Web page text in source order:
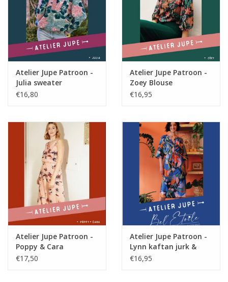
De naadwaarden zijn inbegrepen in de
patroondelen.
Benodigdheden
naaigaren
strijkbare
tussenvoering:
6 knoopjes
ca ⌀ 12mm
Stof:
Stofadvies
Voor dit patroon gebruik je best soepelvallende
stoffen zoals viscose, katoen, linnen of polyester.
Moeilijkheidsgraad: 3/4
Atelier Jupe Patroon -
Julia sweater
€16,80
Atelier Jupe Patroon -
Zoey Blouse
€16,95
Atelier Jupe Patroon -
Poppy & Cara
€17,50
Atelier Jupe Patroon -
Lynn kaftan jurk &
blouse
€16,95